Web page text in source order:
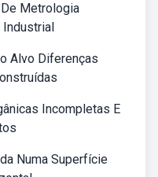
Metrologia
Industrial
Alvo Diferenças
Incompletas E
Numa Superfície